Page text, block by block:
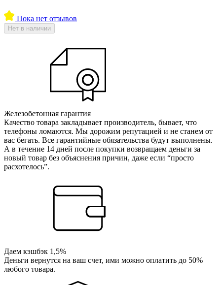
Пока нет отзывов
Нет в наличии
Железобетонная гарантия
Качество товара закладывает производитель, бывает, что
телефоны ломаются. Мы дорожим репутацией и не станем от
вас бегать. Все гарантийные обязательства будут выполнены.
А в течение 14 дней после покупки возвращаем деньги за
новый товар без объяснения причин, даже если “просто
расхотелось”.
Даем кэшбэк 1,5%
Деньги вернутся на ваш счет, ими можно оплатить до 50%
любого товара.